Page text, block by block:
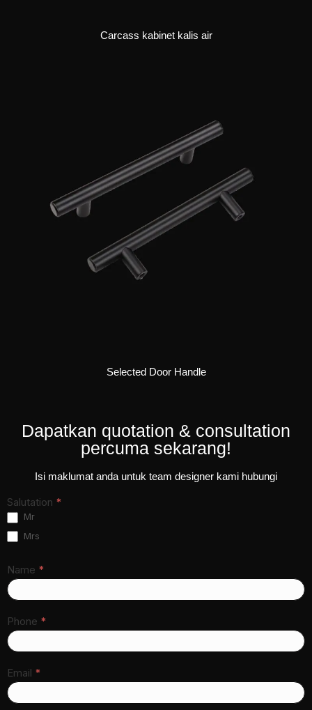
Carcass kabinet kalis air
Selected Door Handle
Dapatkan quotation & consultation
percuma sekarang!
Isi maklumat anda untuk team designer kami hubungi
Contact
Form
4
Salutation *
Mr
Mrs
Name *
Phone *
Email *